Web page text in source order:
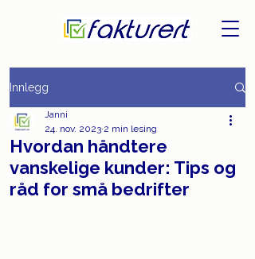
Innlegg
Hvordan håndtere
vanskelige kunder: Tips og
råd for små bedrifter
Janni
24. nov. 2023 2 min lesing